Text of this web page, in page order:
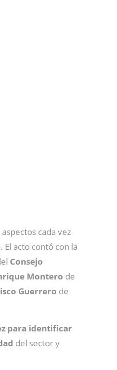
aspectos cada vez
acto contó con la
Consejo
Montero de
Guerrero de
para identificar
del sector y